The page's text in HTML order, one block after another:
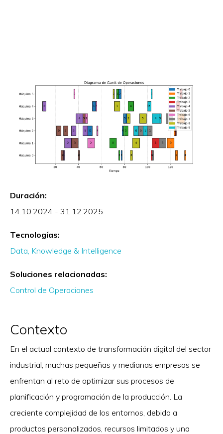
Duración:
14.10.2024 - 31.12.2025
Tecnologías:
Data, Knowledge & Intelligence
Soluciones relacionadas:
Control de Operaciones
Contexto
En el actual contexto de transformación digital del sector
industrial, muchas pequeñas y medianas empresas se
enfrentan al reto de optimizar sus procesos de
planificación y programación de la producción. La
creciente complejidad de los entornos, debido a
productos personalizados, recursos limitados y una